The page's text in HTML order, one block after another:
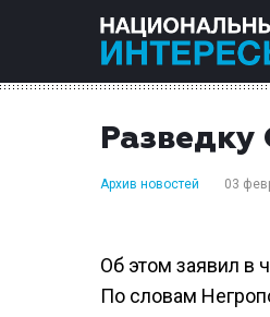
Архив новостей 03
Об этом заявил в
По словам